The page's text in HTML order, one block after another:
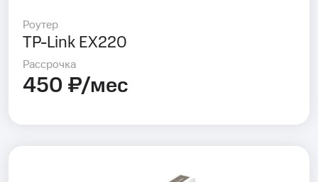
Роутер
TP-Link EX220
Рассрочка
450 ₽/мес